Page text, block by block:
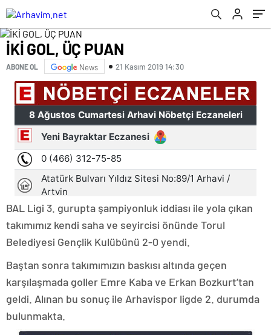
İKİ GOL, ÜÇ PUAN
ABONE OL News 21 Kasım 2019 14:30
BAL Ligi 3. gurupta şampiyonluk iddiası ile yola çıkan
takımımız kendi saha ve seyircisi önünde Torul
Belediyesi Gençlik Kulübünü 2-0 yendi.
Baştan sonra takımımızın baskısı altında geçen
karşılaşmada goller Emre Kaba ve Erkan Bozkurt’tan
geldi. Alınan bu sonuç ile Arhavispor ligde 2. durumda
bulunmakta.